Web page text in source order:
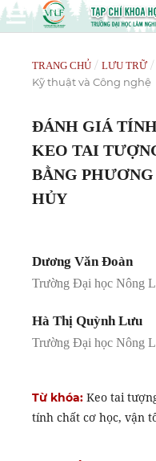
TRANG CHỦ / LƯU TRỮ /
Kỹ thuật và Công nghệ
ĐÁNH GIÁ
KEO TAI
BẰNG
HỦY
Dương Văn Đoàn
Trường Đại học Nông
Hà Thị Quỳnh Lưu
Trường Đại học Nông
Từ khóa: Keo tai
tính chất cơ học, vận